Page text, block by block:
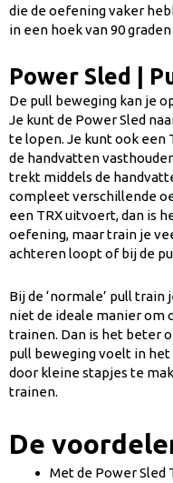
die de oefening vaker
in een hoek van 90 graden
Power Sled |
De pull beweging kan je
Je kunt de Power Sled
te lopen. Je kunt ook een
de handvatten
trekt middels de
compleet verschillende
een TRX uitvoert, dan is
oefening, maar train je
achteren loopt of bij de
Bij de ‘normale’ pull
niet de ideale manier om
trainen. Dan is het beter
pull beweging voelt in
door kleine stapjes te
trainen.
De
Met de Power Sled